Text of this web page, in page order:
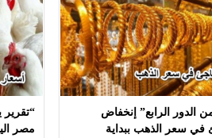
الدور الرابع” إنخفاض
في سعر الذهب ببداية
مصر